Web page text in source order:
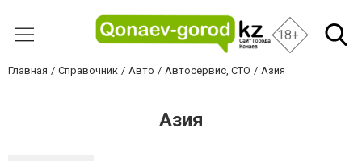
18+
Главная Справочник Авто Автосервис, СТО Азия
Азия